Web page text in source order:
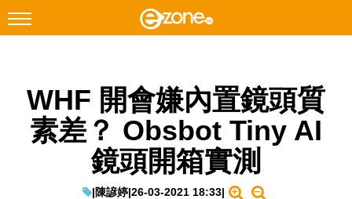
Facebook Instagram
科技焦點
WHF 開會嫌內置鏡頭質
素差？ Obsbot Tiny AI
鏡頭開箱實測
|陳諺婷|26-03-2021 18:33|